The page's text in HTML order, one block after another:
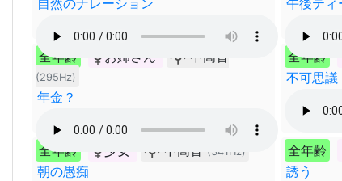
自然のナレーション 午後テ
全年齢 お姉さん 中高音
(295Hz)
年金？
全年齢
不可思議
全年齢 少女 中高音 (341Hz)
朝の愚痴
全年齢
誘う